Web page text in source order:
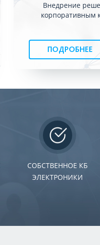
Внедрение
корпоративным
ПОДРОБНЕЕ
СОБСТВЕННОЕ КБ
ЭЛЕКТРОНИКИ